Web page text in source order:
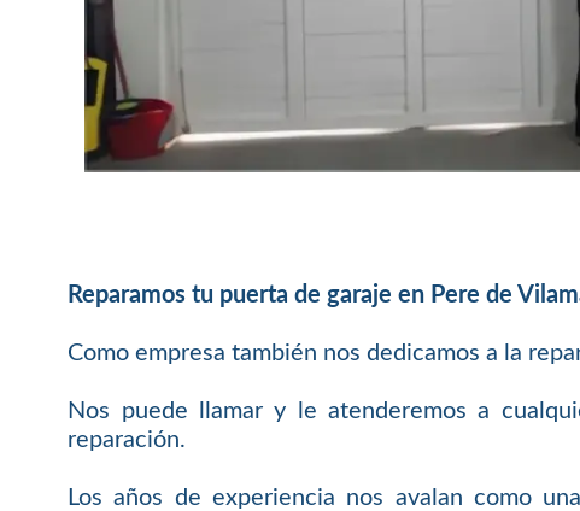
Reparamos tu puerta de garaje en Pere de
Como empresa también nos dedicamos a la
Nos puede llamar y le atenderemos a
reparación.
Los años de experiencia nos avalan como